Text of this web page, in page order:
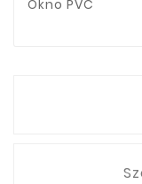
Okno PVC